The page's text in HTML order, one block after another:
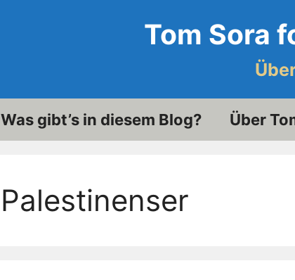
Tom Sora
Was gibt’s in diesem Blog? Über
Palestinenser